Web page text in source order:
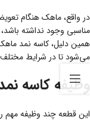
در واقع، ماهک هنگام
مناسبی وجود نداشته
همین دلیل، کاسه نمد
می‌شود تا در شرایط مختلف
وظیفه کاسه
این قطعه چند وظیفه مهم